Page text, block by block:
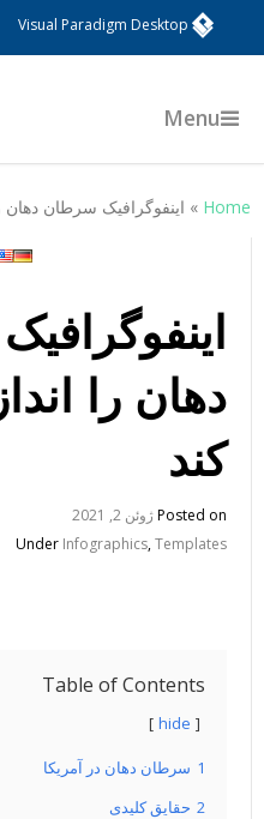
Visual Paradigm Desktop
Menu
Home
» اینفوگرافیک سرطان دهان
دهان را
کند
Posted onژوئن 2, 2021
UnderInfographics,Templates
Table of Contents
hide
سرطان دهان در آمریکا
حقایق کلیدی